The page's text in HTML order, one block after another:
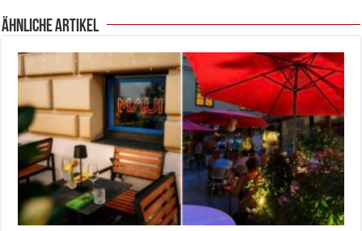
ähnliche Artikel